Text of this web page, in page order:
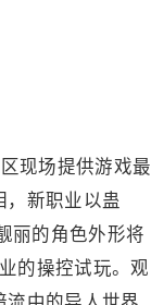
现场提供游戏最
，新职业以蛊
丽的角色外形将
的操控试玩。观